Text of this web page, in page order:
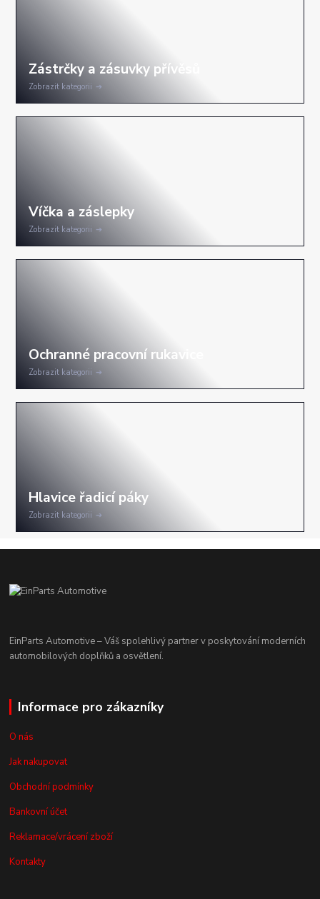
Zobrazit kategorii
Zobrazit kategorii
Zobrazit kategorii
Zobrazit kategorii
EinParts Automotive – Váš spolehlivý partner v poskytování moderních
automobilových doplňků a osvětlení.
Informace pro zákazníky
O nás
Jak nakupovat
Obchodní podmínky
Bankovní účet
Reklamace/vrácení zboží
Kontakty